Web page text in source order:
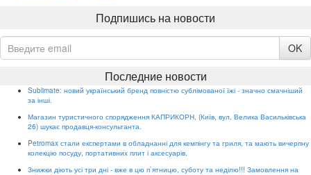
Подпишись на новости
OK
Последние новости
Sublimate: новий український бренд повністю сублімованої їжі - значно смачніший
за інші.
Магазин туристичного спорядження КАПРИКОРН, (Київ, вул. Велика Васильківська
26) шукає продавця-консультанта.
Petromax стали експертами в обладнанні для кемпінгу та гриля, та мають вичерпну
колекцію посуду, портативних плит і аксесуарів.
Знижки діють усі три дні - вже в цю п`ятницю, суботу та неділю!!! Замовлення на